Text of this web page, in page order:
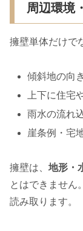
周辺環境
擁壁単体だけで
傾斜地の向
上下に住宅
雨水の流れ
崖条例・宅
擁壁は、 地形・
とはできません
読み取ります。